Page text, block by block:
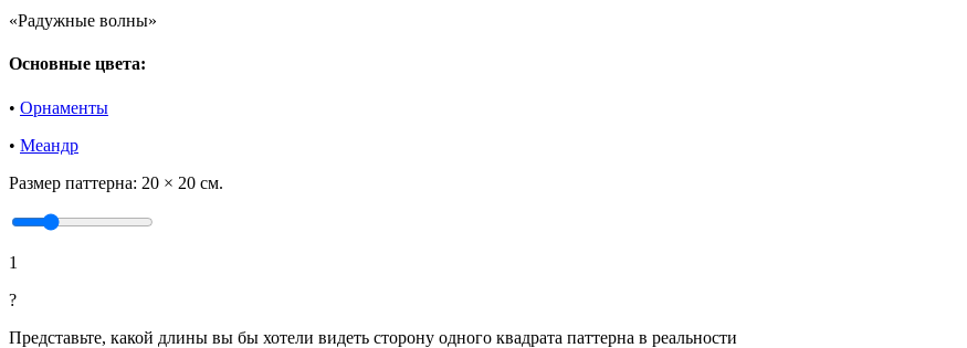
«Радужные волны»
Основные цвета:
• Орнаменты
• Меандр
Размер паттерна: 20 × 20 см.
1
?
Представьте, какой длины вы бы хотели видеть сторону одного квадрата паттерна в реальности